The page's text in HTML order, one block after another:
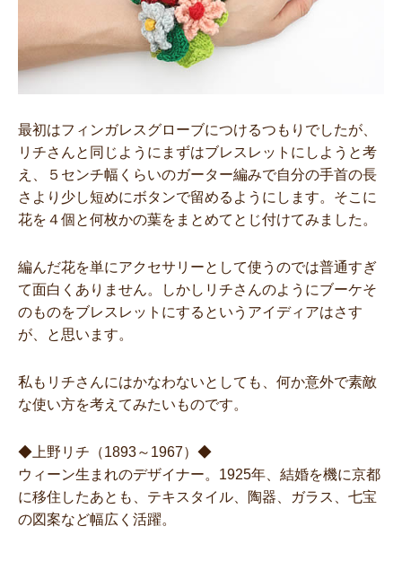
最初はフィンガレスグローブにつけるつもりでしたが、
リチさんと同じようにまずはブレスレットにしようと考
え、５センチ幅くらいのガーター編みで自分の手首の長
さより少し短めにボタンで留めるようにします。そこに
花を４個と何枚かの葉をまとめてとじ付けてみました。
編んだ花を単にアクセサリーとして使うのでは普通すぎ
て面白くありません。しかしリチさんのようにブーケそ
のものをブレスレットにするというアイディアはさす
が、と思います。
私もリチさんにはかなわないとしても、何か意外で素敵
な使い方を考えてみたいものです。
◆上野リチ（1893～1967）◆
ウィーン生まれのデザイナー。1925年、結婚を機に京都
に移住したあとも、テキスタイル、陶器、ガラス、七宝
の図案など幅広く活躍。